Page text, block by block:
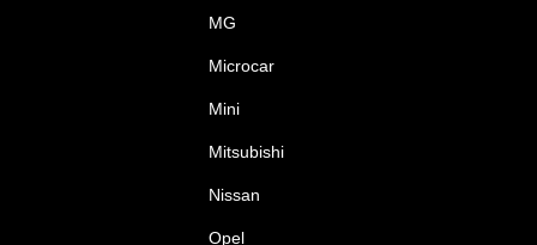
MG
Microcar
Mini
Mitsubishi
Nissan
Opel